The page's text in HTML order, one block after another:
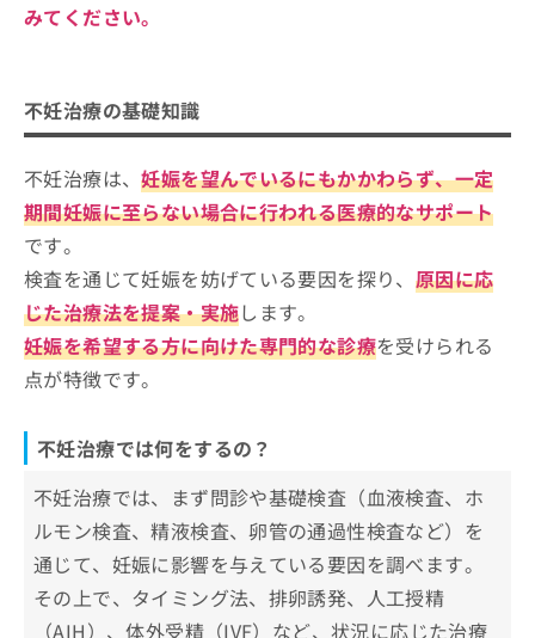
みてください。
不妊治療の基礎知識
不妊治療は、妊娠を望んでいるにもかかわらず、一定
期間妊娠に至らない場合に行われる医療的なサポート
です。
検査を通じて妊娠を妨げている要因を探り、 原因に応
じた治療法を提案・実施します。
妊娠を希望する方に向けた専門的な診療を受けられる
点が特徴です。
不妊治療では何をするの？
不妊治療では、まず問診や基礎検査（血液検査、ホ
ルモン検査、精液検査、卵管の通過性検査など）を
通じて、妊娠に影響を与えている要因を調べます。
その上で、タイミング法、排卵誘発、人工授精
（AIH）、体外受精（IVF）など、状況に応じた治療